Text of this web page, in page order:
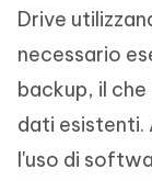
Drive
necessario
backup, il
dati esistenti.
l'uso di